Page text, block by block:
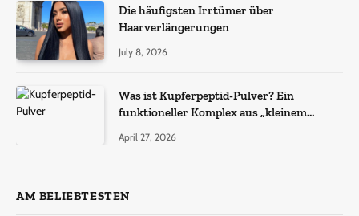
Die häufigsten Irrtümer über
Haarverlängerungen
July 8, 2026
Was ist Kupferpeptid-Pulver? Ein
funktioneller Komplex aus „kleinem
April 27, 2026
AM BELIEBTESTEN